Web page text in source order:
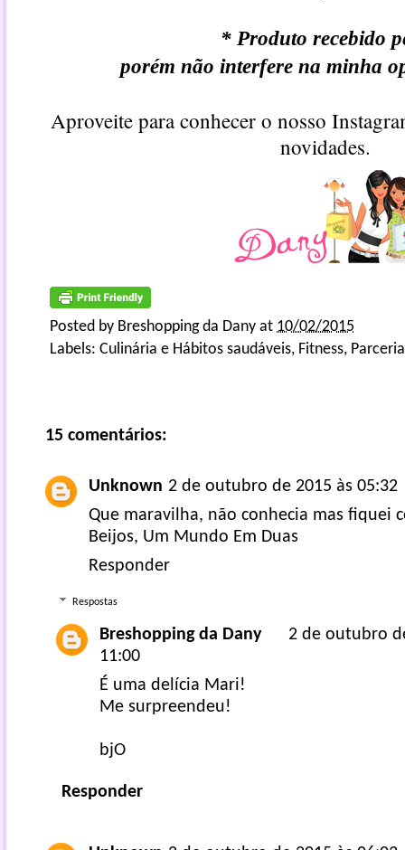
* Produto recebido
porém não interfere na minha
Aproveite para conhecer o nosso
novidades.
Posted by Breshopping da Dany at 10/02/2015
Labels: Culinária e Hábitos saudáveis, Fitness,
15 comentários:
Unknown 2 de outubro de 2015 às 05:32
Que maravilha, não conhecia mas fiquei
Beijos, Um Mundo Em Duas
Responder
Respostas
Breshopping da Dany
2 de outubro
11:00
É uma delícia Mari!
Me surpreendeu!
bjO
Responder